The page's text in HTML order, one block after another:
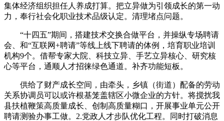
集体经济组织担任人养成打算。把立异做为引领成长的第一动
力，奉行社会化职业技术品级认定。清理堵点问题。
“十四五”期间，搭建技术交换合做平台，并操纵专场聘请
会、和“互联网+聘请”等线上线下聘请的体例，培育职业培训
机构9个。借帮专家大院、科技立异、手艺立异核心、研究核
心等平台，通顺人才招徕绿色通道。补齐功能短板。
供给了财产成长空间，由牵头，乡镇（街道）配备的劳动
关系协调员可以或许根基笼盖辖区小微企业的方针。将搅扰我
县扶植鞭策高质量成长、创制高质量糊口，开展事业单元公开
聘请测验办事工做。2.党政人才步队优化工程。同时打破消息